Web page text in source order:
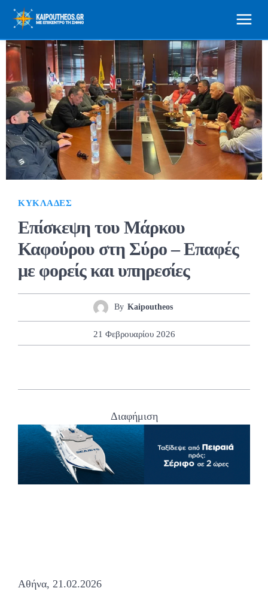
ΚΥΚΛΆΔΕΣ
Επίσκεψη του Μάρκου
Καφούρου στη Σύρο – Επαφές
με φορείς και υπηρεσίες
By Kaipoutheos
21 Φεβρουαρίου 2026
Διαφήμιση
Αθήνα, 21.02.2026